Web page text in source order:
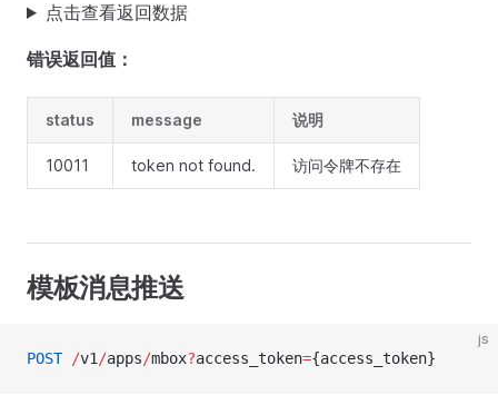
点击查看返回数据
错误返回值：
status message 说明
10011 token not found. 访问令牌不存在
模板消息推送
js
POST /v1 /apps/mbox?access_token={access_token}